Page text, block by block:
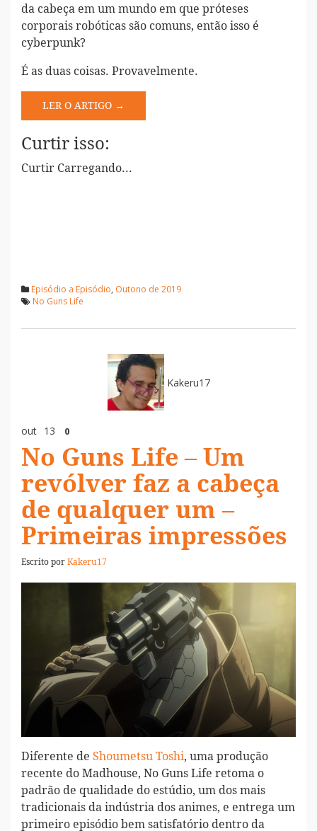
da cabeça em um mundo em que próteses
corporais robóticas são comuns, então isso é
cyberpunk?
É as duas coisas. Provavelmente.
LER O ARTIGO →
Curtir isso:
Curtir Carregando...
Episódio a Episódio, Outono de 2019
No Guns Life
Kakeru17
out 13 0
No Guns Life – Um
revólver faz a cabeça
de qualquer um –
Primeiras impressões
Escrito porKakeru17
Diferente de Shoumetsu Toshi, uma produção
recente do Madhouse, No Guns Life retoma o
padrão de qualidade do estúdio, um dos mais
tradicionais da indústria dos animes, e entrega um
primeiro episódio bem satisfatório dentro da